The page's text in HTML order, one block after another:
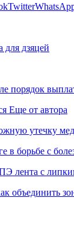
Twitter
для дзяцей
порядок
Еще от автора
утечку
в борьбе с
лента с
объединить